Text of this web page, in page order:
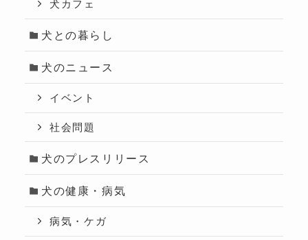
犬カフェ
犬との暮らし
犬のニュース
イベント
社会問題
犬のプレスリリース
犬の健康・病気
病気・ケガ